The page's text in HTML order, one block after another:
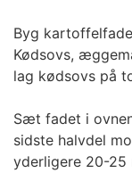
Byg
Kødsovs,
lag kødsovs på
Sæt fadet i
sidste halvdel
yderligere 20-25